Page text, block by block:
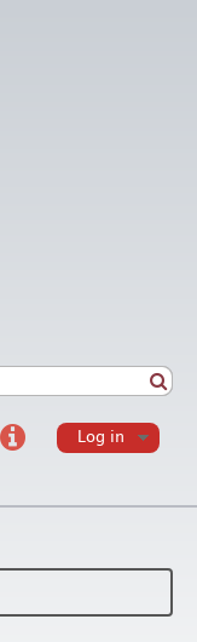
Log in